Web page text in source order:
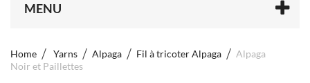
MENU
Home Yarns Alpaga Fil à tricoter Alpaga
Alpaga
Noir et Paillettes